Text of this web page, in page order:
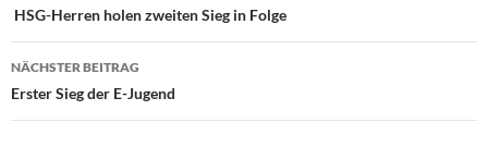
HSG-Herren holen zweiten Sieg in Folge
NÄCHSTER BEITRAG
Erster Sieg der E-Jugend